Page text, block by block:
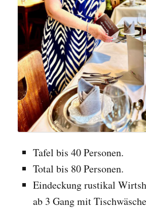
Tafel bis 40 Personen.
Total bis 80 Personen.
Eindeckung rustikal
ab 3 Gang mit